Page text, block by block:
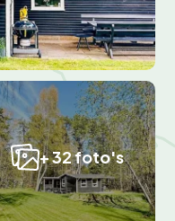
+ 32 foto's